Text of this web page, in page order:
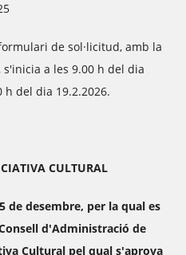
de sol·licitud, amb la
a les 9.00 h del dia
h del dia 19.2.2026.
CULTURAL
de desembre, per la qual es
d'Administració de
Cultural pel qual s'aprova